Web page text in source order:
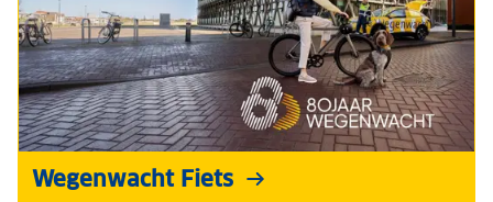
Wegenwacht Fiets